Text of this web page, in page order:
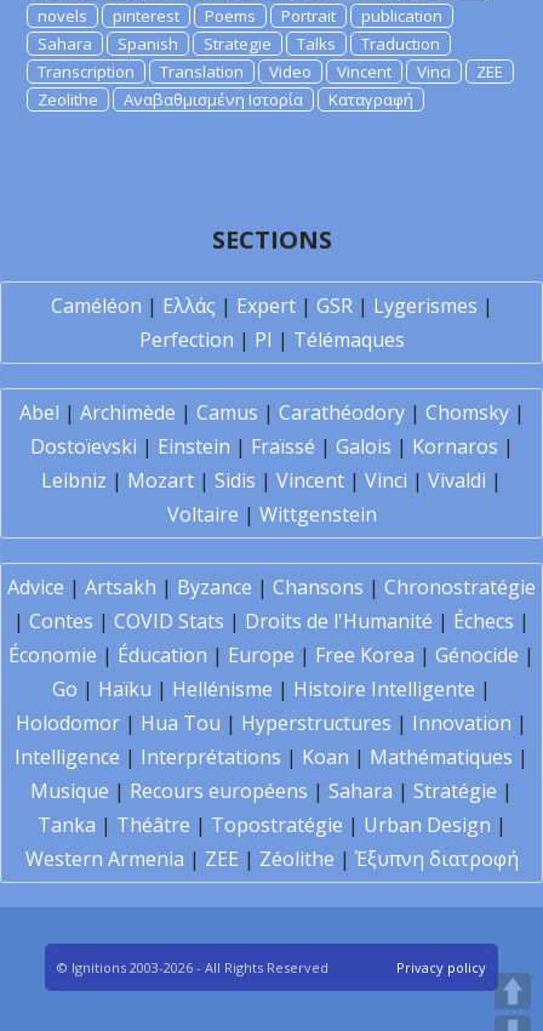
novels
pinterest Poems Portrait
publication
Sahara
Spanish Strategie Talks
Traduction
Transcription
Translation Video Vincent Vinci
ZEE
Zeolithe
Αναβαθμισμένη Ιστορία Καταγραφή
SECTIONS
Caméléon | Ελλάς | Expert| GSR| Lygerismes |
Perfection | PI | Télémaques
Abel | Archimède | Camus | Carathéodory| Chomsky|
Dostoïevski | Einstein | Fraïssé | Galois | Kornaros |
Leibniz | Mozart | Sidis | Vincent | Vinci | Vivaldi |
Voltaire | Wittgenstein
Advice | Artsakh | Byzance | Chansons | Chronostratégie
| Contes | COVID Stats | Droits de l'Humanité | Échecs |
Économie | Éducation | Europe | Free Korea | Génocide |
Go | Haïku | Hellénisme | Histoire Intelligente |
Holodomor | Hua Tou | Hyperstructures | Innovation |
Intelligence | Interprétations | Koan | Mathématiques |
Musique | Recours européens | Sahara | Stratégie |
Tanka | Théâtre | Topostratégie | Urban Design |
Western Armenia | ZEE | Zéolithe | Έξυπνη διατροφή
© Ignitions 2003-2026 - All Rights Reserved Privacy policy